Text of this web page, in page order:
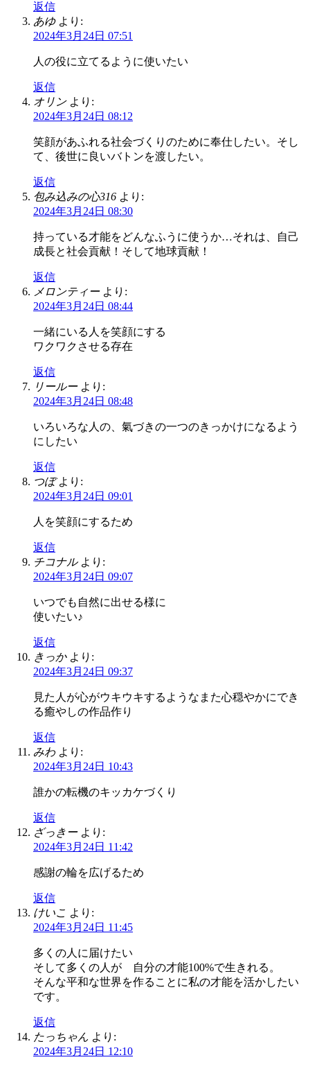
返信
あゆ より:
2024年3月24日 07:51
人の役に立てるように使いたい
返信
オリン より:
2024年3月24日 08:12
笑顔があふれる社会づくりのために奉仕したい。そし
て、後世に良いバトンを渡したい。
返信
包み込みの心316 より:
2024年3月24日 08:30
持っている才能をどんなふうに使うか…それは、自己
成長と社会貢献！そして地球貢献！
返信
メロンティー より:
2024年3月24日 08:44
一緒にいる人を笑顔にする
ワクワクさせる存在
返信
リールー より:
2024年3月24日 08:48
いろいろな人の、氣づきの一つのきっかけになるよう
にしたい
返信
つぼ より:
2024年3月24日 09:01
人を笑顔にするため
返信
チコナル より:
2024年3月24日 09:07
いつでも自然に出せる様に
使いたい♪
返信
きっか より:
2024年3月24日 09:37
見た人が心がウキウキするようなまた心穏やかにでき
る癒やしの作品作り
返信
みわ より:
2024年3月24日 10:43
誰かの転機のキッカケづくり
返信
ざっきー より:
2024年3月24日 11:42
感謝の輪を広げるため
返信
けいこ より:
2024年3月24日 11:45
多くの人に届けたい
そして多くの人が 自分の才能100%で生きれる。
そんな平和な世界を作ることに私の才能を活かしたい
です。
返信
たっちゃん より:
2024年3月24日 12:10